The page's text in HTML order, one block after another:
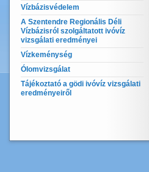
Vízbázisvédelem
A Szentendre Regionális Déli
Vízbázisról szolgáltatott ivóvíz
vizsgálati eredményei
Vízkeménység
Ólomvizsgálat
Tájékoztató a gödi ivóvíz vizsgálati
eredményeiről